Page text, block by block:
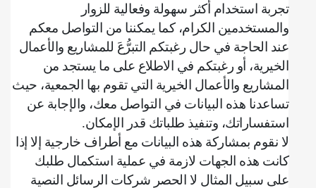
تجربة استخدام أكثر سهولة وفعالية للزوار
والمستخدمين الكرام، كما يمكننا من التواصل معكم
عند الحاجة في حال رغبتكم التبرُّعَ للمشاريع والأعمال
الخيرية، أو رغبتكم في الاطلاع على ما يستجد من
المشاريع والأعمال الخيرية التي تقوم بها الجمعية، حيث
تساعدنا هذه البيانات في التواصل معك، والإجابة عن
استفساراتك، وتنفيذ طلباتك قدر الإمكان.
لا نقوم بمشاركة هذه البيانات مع أطراف خارجية إلا إذا
كانت هذه الجهات لازمة في عملية استكمال طلبك
على سبيل المثال لا الحصر شركات الرسائل النصية